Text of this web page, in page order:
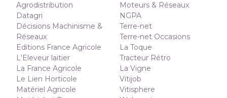
Agrodistribution
Datagri
Décisions Machinisme &
Réseaux
Editions France Agricole
L'Eleveur laitier
La France Agricole
Le Lien Horticole
Matériel Agricole
Moteurs & Réseaux
NGPA
Terre-net
Terre-net Occasions
La Toque
Tracteur Rétro
La Vigne
Vitijob
Vitisphere